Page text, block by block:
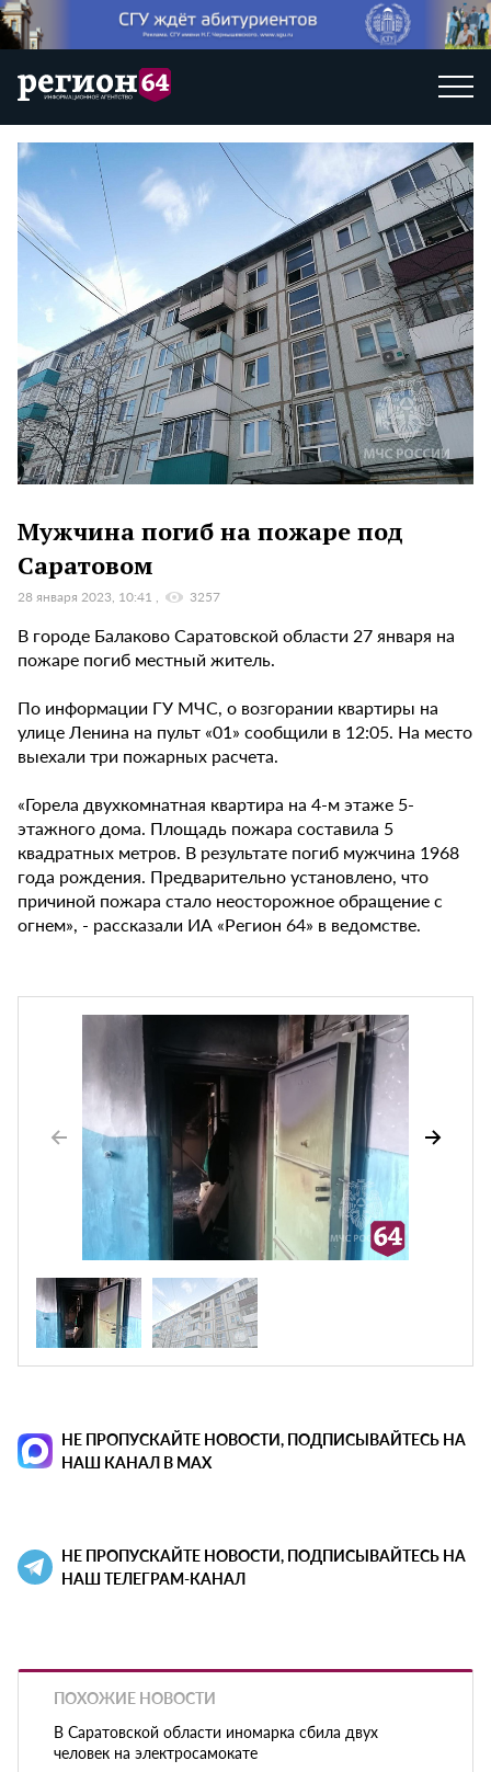
Мужчина погиб на пожаре под
Саратовом
28 января 2023, 10:41 3257
В городе Балаково Саратовской области 27 января на
пожаре погиб местный житель.
По информации ГУ МЧС, о возгорании квартиры на
улице Ленина на пульт «01» сообщили в 12:05. На место
выехали три пожарных расчета.
«Горела двухкомнатная квартира на 4-м этаже 5-
этажного дома. Площадь пожара составила 5
квадратных метров. В результате погиб мужчина 1968
года рождения. Предварительно установлено, что
причиной пожара стало неосторожное обращение с
огнем», - рассказали ИА «Регион 64» в ведомстве.
НЕ ПРОПУСКАЙТЕ НОВОСТИ, ПОДПИСЫВАЙТЕСЬ НА
НАШ КАНАЛ В MAX
НЕ ПРОПУСКАЙТЕ НОВОСТИ, ПОДПИСЫВАЙТЕСЬ НА
НАШ ТЕЛЕГРАМ-КАНАЛ
ПОХОЖИЕ НОВОСТИ
В Саратовской области иномарка сбила двух
человек на электросамокате